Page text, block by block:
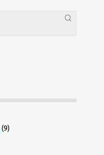
(9)